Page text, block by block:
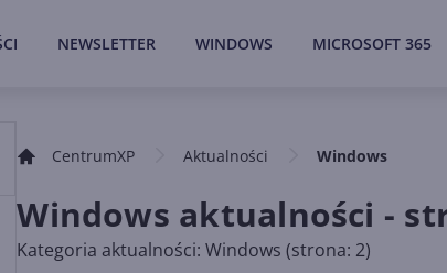
NEWSLETTER WINDOWS MICROSOFT 365
CentrumXP Aktualności Windows
Windows aktualności -
Kategoria aktualności: Windows (strona: 2)